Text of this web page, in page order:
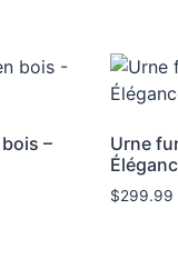
–
Urne
$299.99